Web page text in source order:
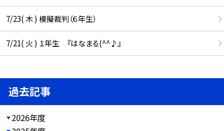
7/23( 木 ) 模擬裁判（６年生）
7/21( 火 ) １年生 『はなまる(^^♪』
過去記事
2026年度